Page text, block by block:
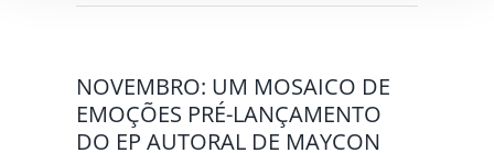
NOVEMBRO: UM MOSAICO DE
EMOÇÕES PRÉ-LANÇAMENTO
DO EP AUTORAL DE MAYCON